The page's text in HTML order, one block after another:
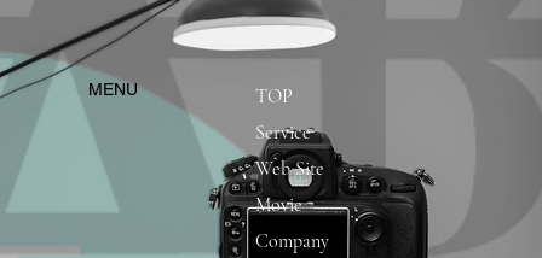
​MENU
TOP
Service
Web Site
Movie
Company